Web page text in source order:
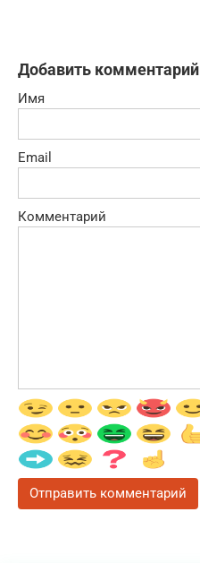
Добавить комментарий
Имя
Email
Комментарий